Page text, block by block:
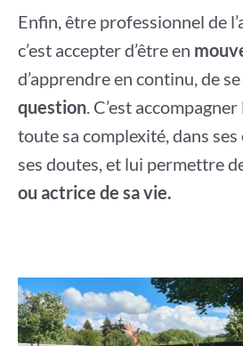
Enfin, être professionnel de
c’est accepter d’être en
d’apprendre en continu, de se
question. C’est
toute sa complexité, dans ses
ses doutes, et lui permettre
ou actrice de sa vie.